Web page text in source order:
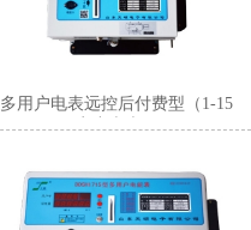
多用户电表远控后付费型（1-15
户小表壳）